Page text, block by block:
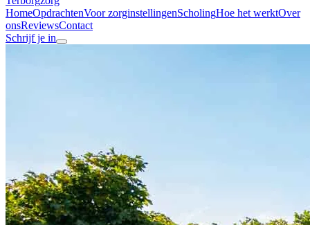
HomeOpdrachtenVoor zorginstellingenScholingHoe het werktOver
onsReviewsContact
Schrijf je in